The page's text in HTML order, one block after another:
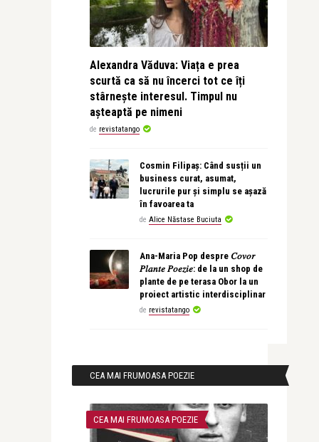
Alexandra Văduva: Viața e prea
scurtă ca să nu încerci tot ce îți
stârnește interesul. Timpul nu
așteaptă pe nimeni
de revistatango
Cosmin Filipaș: Când susții un
business curat, asumat,
lucrurile pur și simplu se așază
în favoarea ta
de Alice Năstase Buciuta
Ana-Maria Pop despre 𝐶𝑜𝑣𝑜𝑟
𝑃𝑙𝑎𝑛𝑡𝑒 𝑃𝑜𝑒𝑧𝑖𝑒: de la un shop de
plante de pe terasa Obor la un
proiect artistic interdisciplinar
de revistatango
CEA MAI FRUMOASA POEZIE
CEA MAI FRUMOASA POEZIE